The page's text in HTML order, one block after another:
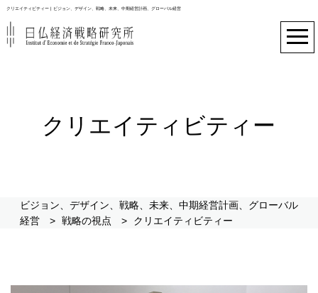
クリエイティビティー | ビジョン、デザイン、戦略、未来、中期経営計画、グローバル経営
クリエイティビティー
ビジョン、デザイン、戦略、未来、中期経営計画、グローバル
経営
> 戦略の視点 > クリエイティビティー